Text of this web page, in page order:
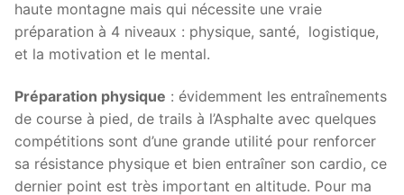
haute montagne mais qui nécessite une vraie
préparation à 4 niveaux : physique, santé, logistique,
et la motivation et le mental.
Préparation physique : évidemment les entraînements
de course à pied, de trails à l’Asphalte avec quelques
compétitions sont d’une grande utilité pour renforcer
sa résistance physique et bien entraîner son cardio, ce
dernier point est très important en altitude. Pour ma